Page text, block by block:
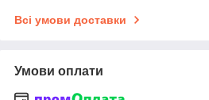
Всі умови доставки
Умови оплати